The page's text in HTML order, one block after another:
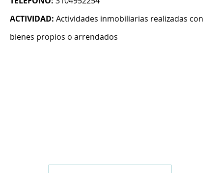
ACTIVIDAD: Actividades inmobiliarias realizadas con
bienes propios o arrendados